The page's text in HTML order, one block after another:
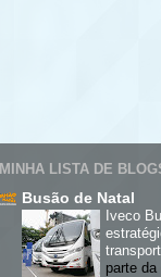
MINHA LISTA DE
Busão de Natal
Iveco
parte